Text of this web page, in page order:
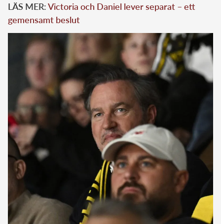
LÄS MER:Victoria och Daniel lever separat – ett
gemensamt beslut